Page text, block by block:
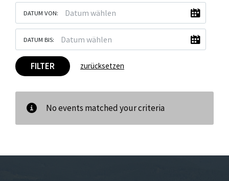
DATUM VON:
DATUM BIS:
FILTER zurücksetzen
No events matched your criteria